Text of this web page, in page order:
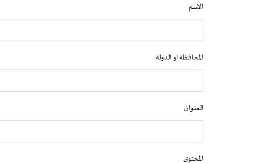
الاسم
المحافظة او الدولة
العنوان
المحتوى